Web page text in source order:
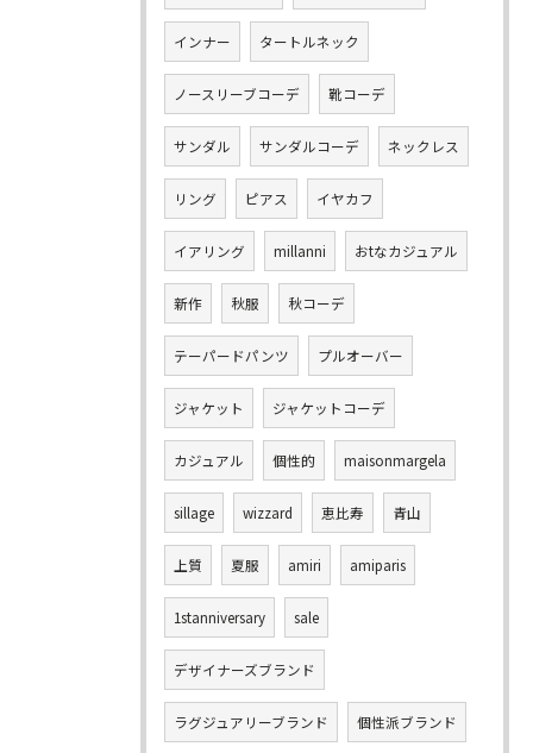
インナー タートルネック
ノースリーブコーデ 靴コーデ
サンダル サンダルコーデ ネックレス
リング ピアス イヤカフ
イアリング millanni おtなカジュアル
新作 秋服 秋コーデ
テーパードパンツ プルオーバー
ジャケット ジャケットコーデ
カジュアル 個性的 maisonmargela
sillage wizzard 恵比寿 青山
上質 夏服 amiri amiparis
1stanniversary sale
デザイナーズブランド
ラグジュアリーブランド 個性派ブランド